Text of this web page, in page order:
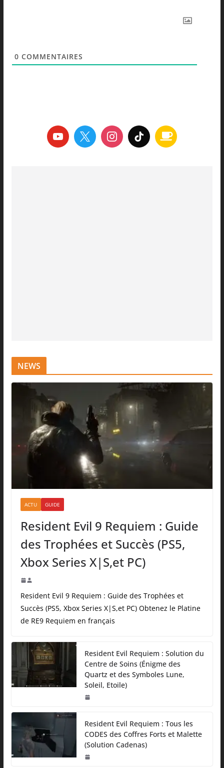
0 COMMENTAIRES
NEWS
ACTU GUIDE
Resident Evil 9 Requiem : Guide
des Trophées et Succès (PS5,
Xbox Series X|S,et PC)
Resident Evil 9 Requiem : Guide des Trophées et
Succès (PS5, Xbox Series X|S,et PC) Obtenez le Platine
de RE9 Requiem en français
Resident Evil Requiem : Solution du
Centre de Soins (Énigme des
Quartz et des Symboles Lune,
Soleil, Etoile)
Resident Evil Requiem : Tous les
CODES des Coffres Forts et Malette
(Solution Cadenas)